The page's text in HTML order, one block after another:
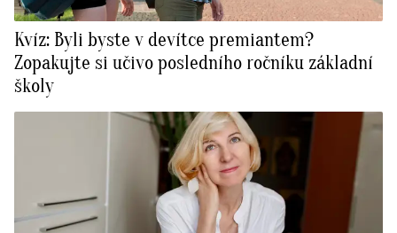
Kvíz: Byli byste v devítce premiantem?
Zopakujte si učivo posledního ročníku základní
školy